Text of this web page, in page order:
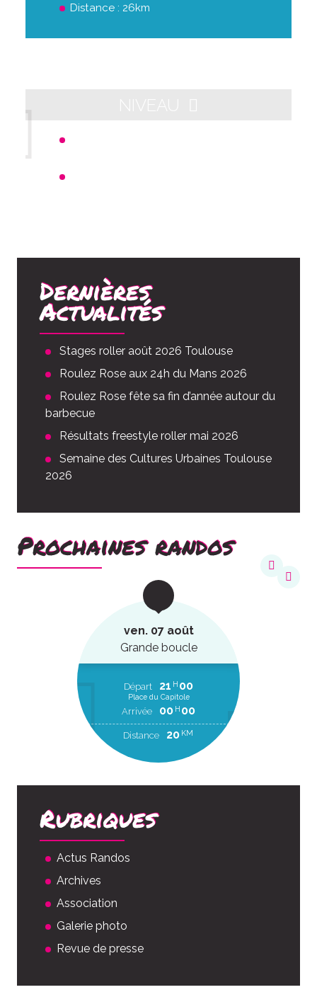
Distance : 26km
Dernières
Actualités
Stages roller août 2026 Toulouse
Roulez Rose aux 24h du Mans 2026
Roulez Rose fête sa fin d’année autour du
barbecue
Résultats freestyle roller mai 2026
Semaine des Cultures Urbaines Toulouse
2026
Prochaines randos
ven. 07 août
Grande boucle
Départ 21 H 00
Place du Capitole
Arrivée 00 H 00
Distance 20 KM
Rubriques
Actus Randos
Archives
Association
Galerie photo
Revue de presse